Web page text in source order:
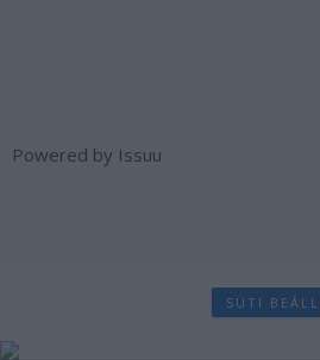
Powered by Issuu
SÜTI